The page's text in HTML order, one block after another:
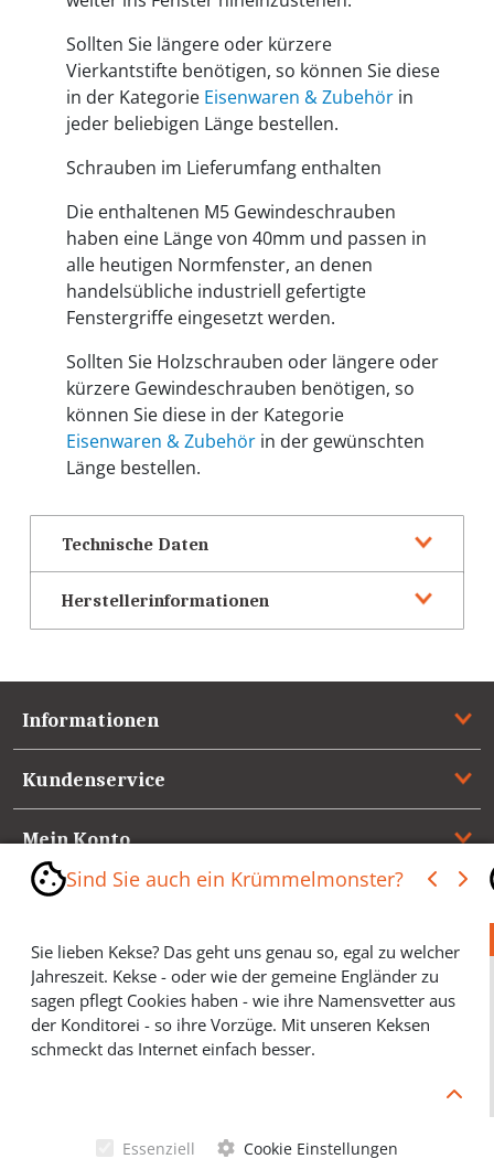
Sollten Sie längere oder kürzere
Vierkantstifte benötigen, so können Sie diese
in der Kategorie Eisenwaren & Zubehör in
jeder beliebigen Länge bestellen.
Schrauben im Lieferumfang enthalten
Die enthaltenen M5 Gewindeschrauben
haben eine Länge von 40mm und passen in
alle heutigen Normfenster, an denen
handelsübliche industriell gefertigte
Fenstergriffe eingesetzt werden.
Sollten Sie Holzschrauben oder längere oder
kürzere Gewindeschrauben benötigen, so
können Sie diese in der Kategorie
Eisenwaren & Zubehör in der gewünschten
Länge bestellen.
Technische Daten
Herstellerinformationen
Informationen
Kundenservice
Mein Konto
Referenzen
Medienspiegel & Presseinformationen
*** Vertrag widerrufen ***
Sind Sie auch ein Krümmelmonster?
Sie lieben Kekse? Das geht uns genau so, egal zu welcher
Jahreszeit. Kekse - oder wie der gemeine Engländer zu
sagen pflegt Cookies haben - wie ihre Namensvetter aus
der Konditorei - so ihre Vorzüge. Mit unseren Keksen
schmeckt das Internet einfach besser.
Cookies helfen Ihnen, Ihre gewünschten Artikel schneller
Werbung sparen und selbstverständlich anonyme
Essenziell Cookie Einstellungen